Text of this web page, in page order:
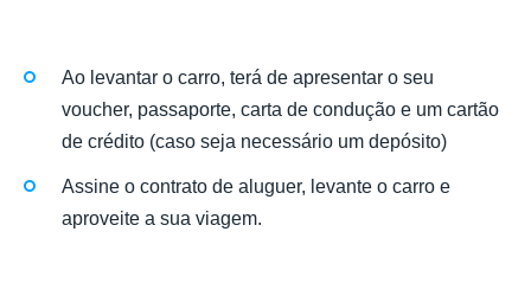
Ao levantar o carro, terá de apresentar o seu
voucher, passaporte, carta de condução e um cartão
de crédito (caso seja necessário um depósito)
Assine o contrato de aluguer, levante o carro e
aproveite a sua viagem.